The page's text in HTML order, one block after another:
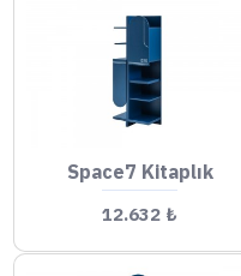
Space7 Kitaplık
12.632 ₺